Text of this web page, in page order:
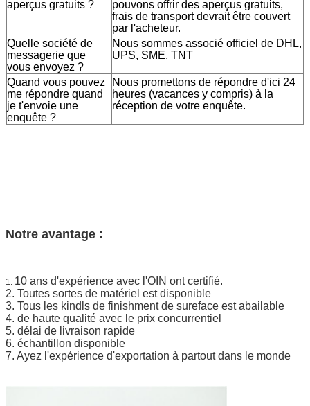
aperçus gratuits ?
pouvons offrir des aperçus gratuits,
frais de transport devrait être couvert
par l'acheteur.
Quelle société de
messagerie que
vous envoyez ?
Nous sommes associé officiel de DHL,
UPS, SME, TNT
Quand vous pouvez
me répondre quand
je t'envoie une
enquête ?
Nous promettons de répondre d'ici 24
heures (vacances y compris) à la
réception de votre enquête.
Notre avantage :
1. 10 ans d'expérience avec l'OIN ont certifié.
2. Toutes sortes de matériel est disponible
3. Tous les kindls de finishment de sureface est abailable
4. de haute qualité avec le prix concurrentiel
5. délai de livraison rapide
6. échantillon disponible
7. Ayez l'expérience d'exportation à partout dans le monde